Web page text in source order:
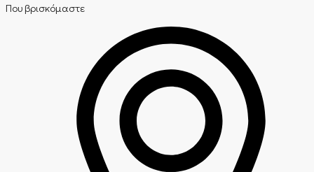
Που βρισκόμαστε